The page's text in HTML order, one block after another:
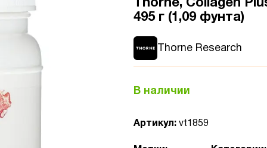
Thorne, Collagen
495 г (1,09 фунта)
Thorne Research
В наличии
Артикул: vt1859